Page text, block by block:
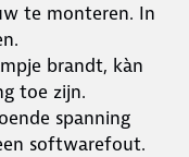
te monteren. In
brandt, kàn
toe zijn.
spanning
softwarefout.